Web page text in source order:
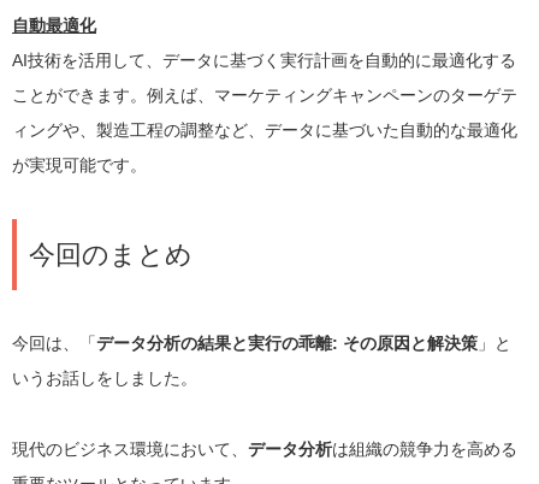
自動最適化
AI技術を活用して、データに基づく実行計画を自動的に最適化する
ことができます。例えば、マーケティングキャンペーンのターゲテ
ィングや、製造工程の調整など、データに基づいた自動的な最適化
が実現可能です。
今回のまとめ
今回は、「データ分析の結果と実行の乖離: その原因と解決策 」と
いうお話しをしました。
現代のビジネス環境において、 データ分析は組織の競争力を高める